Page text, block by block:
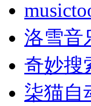
洛雪音
奇妙搜
柒猫自